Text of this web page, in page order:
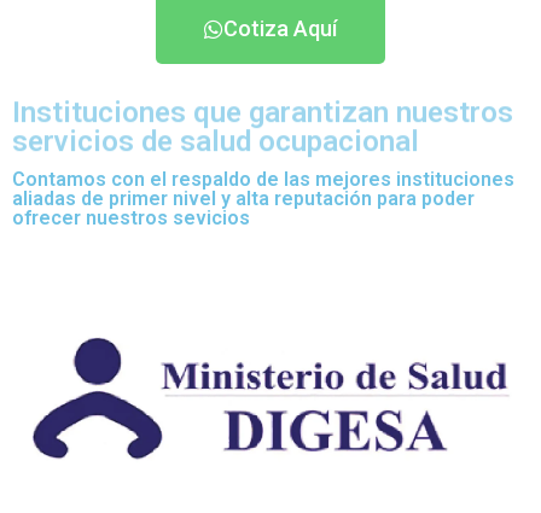
Cotiza Aquí
Instituciones que garantizan nuestros
servicios de salud ocupacional
Contamos con el respaldo de las mejores instituciones
aliadas de primer nivel y alta reputación para poder
ofrecer nuestros sevicios